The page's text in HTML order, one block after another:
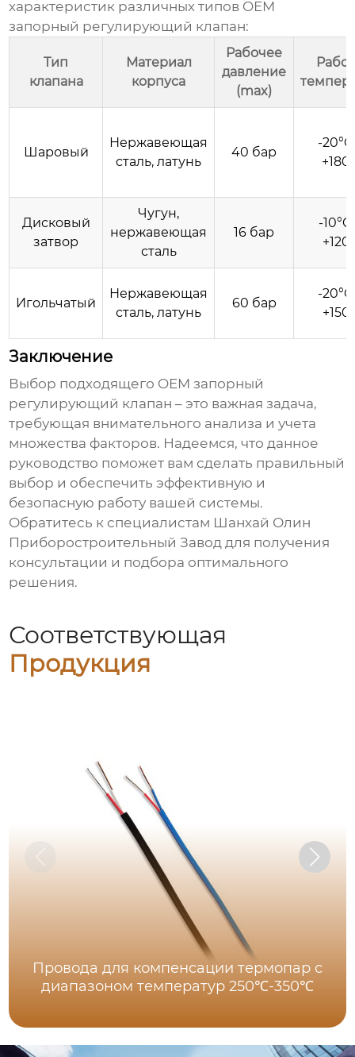
характеристик различных типов OEM
запорный регулирующий клапан:
Тип
клапана
Материал
корпуса
Рабочее
давление
(max)
Шаровый
Нержавеющая
сталь, латунь
40 бар
-
Дисковый
затвор
Чугун,
нержавеющая
сталь
16 бар
-
Игольчатый
Нержавеющая
сталь, латунь
60 бар
-
Заключение
Выбор подходящего OEM запорный
регулирующий клапан – это важная задача,
требующая внимательного анализа и учета
множества факторов. Надеемся, что данное
руководство поможет вам сделать правильный
выбор и обеспечить эффективную и
безопасную работу вашей системы.
Обратитесь к специалистам Шанхай Олин
Приборостроительный Завод для получения
консультации и подбора оптимального
решения.
Соответствующая
Продукция
Провода для компенсации термопар с
диапазоном температур 250℃-350℃